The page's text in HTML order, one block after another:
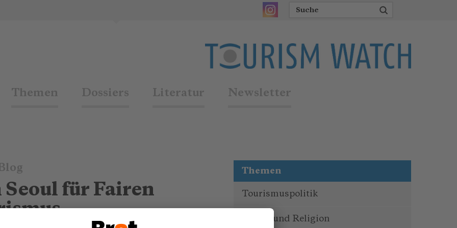
Themen Dossiers Literatur Newsletter
für Fairen
Themen
Tourismuspolitik
Kultur und Religion